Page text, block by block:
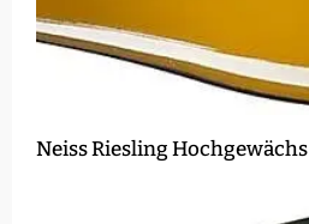
Neiss Riesling Hochgewächs